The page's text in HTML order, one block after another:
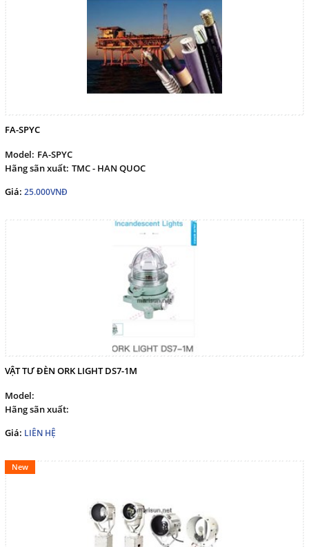
FA-SPYC
Model: FA-SPYC
Hãng sãn xuất: TMC - HAN QUOC
Giá: 25.000VNĐ
VẬT TƯ ĐÈN ORK LIGHT DS7-1M
Model:
Hãng sãn xuất:
Giá: LIÊN HỆ
New